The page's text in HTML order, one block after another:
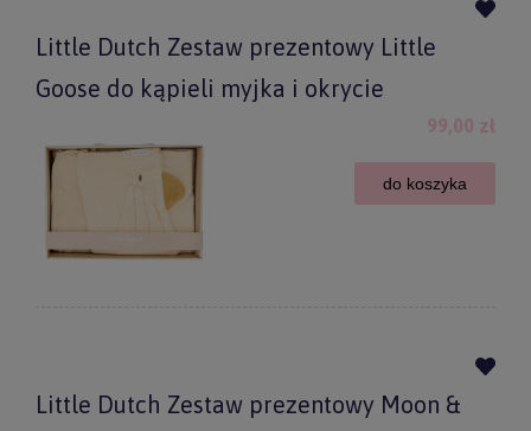
Little Dutch Zestaw prezentowy Little
Goose do kąpieli myjka i okrycie
99,00 zł
do koszyka
Little Dutch Zestaw prezentowy Moon &